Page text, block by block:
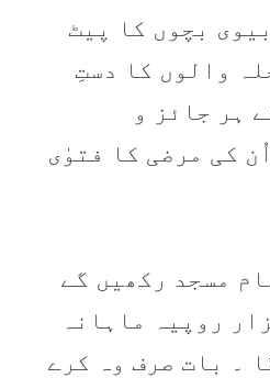
بچوں کا پیٹ
والوں کا دستِ
ہر جائز و
کی مرضی کا فتوٰی
مسجد رکھيں گے
روپيہ ماہانہ
۔ بات صرف وہ کرے